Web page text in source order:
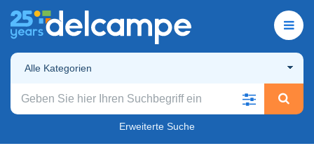
Alle Kategorien
Erweiterte Suche